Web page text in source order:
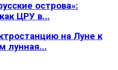
острова»:
ЦРУ в...
на Луне к
лунная...